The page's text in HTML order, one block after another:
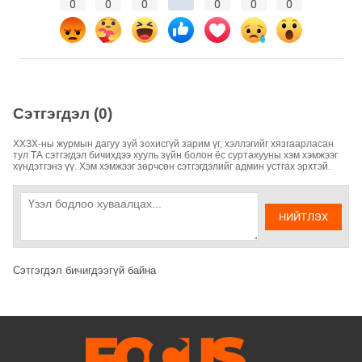
0 0 0 0 0 0
Сэтгэгдэл (0)
ХХЗХ-ны журмын дагуу зүй зохисгүй зарим үг, хэллэгийг хязгаарласан
тул ТА сэтгэгдэл бичихдээ хууль зүйн болон ёс суртахууны хэм хэмжээг
хүндэтгэнэ үү. Хэм хэмжээг зөрчсөн сэтгэгдэлийг админ устгах эрхтэй.
НИЙТЛЭХ
Сэтгэгдэл бичигдээгүй байна